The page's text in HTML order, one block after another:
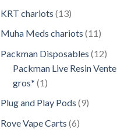
KRT chariots 1313
Muha Meds chariots 1111
Packman Disposables 1212
Packman Live Resin
gros* 11
Plug and Play Pods 99
Rove Vape Carts 66